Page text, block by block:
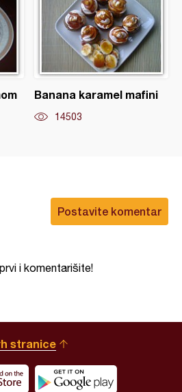
Banana karamel mafini
14503
Postavite komentar
i komentarišite!
stranice